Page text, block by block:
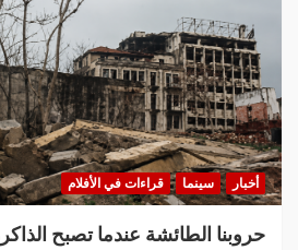
أخبار سينما قراءات في الأفلام
حروبنا الطائشة عندما تصبح